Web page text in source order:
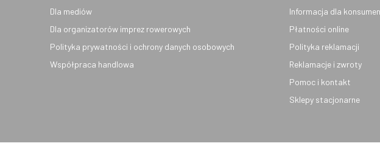
Dla mediów
Dla organizatorów imprez rowerowych
Polityka prywatności i ochrony danych osobowych
Współpraca handlowa
Informacja dla
Płatności online
Polityka reklamacji
Reklamacje i zwroty
Pomoc i kontakt
Sklepy stacjonarne